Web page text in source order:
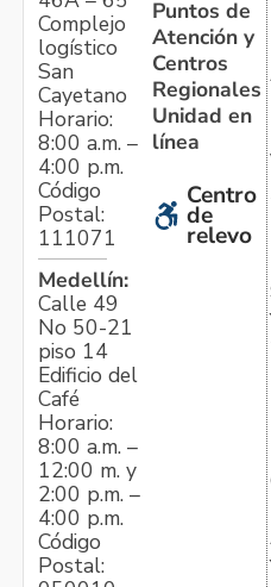
Complejo
logístico
San
Cayetano
Horario:
8:00 a.m. –
4:00 p.m.
Código
Postal:
111071
Medellín:
Calle 49
No 50-21
piso 14
Edificio del
Café
Horario:
8:00 a.m. –
12:00 m. y
2:00 p.m. –
4:00 p.m.
Código
Postal:
Puntos de
Atención y
Centros
Regionales
Unidad en
línea
Centro
de
relevo